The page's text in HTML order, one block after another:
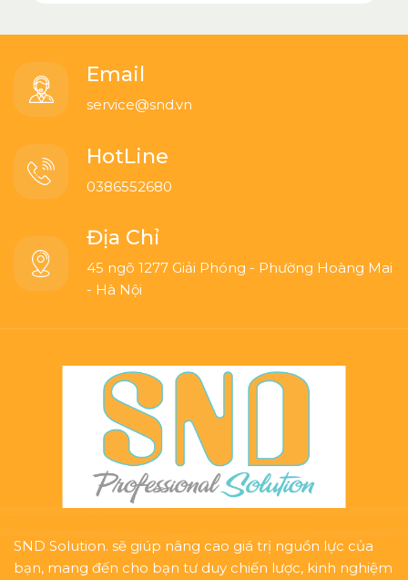
Email
service@snd.vn
HotLine
0386552680
Địa Chỉ
45 ngõ 1277 Giải Phóng - Phường Hoàng Mai
- Hà Nội
SND Solution. sẽ giúp nâng cao giá trị nguồn lực của
bạn, mang đến cho bạn tư duy chiến lược, kinh nghiệm